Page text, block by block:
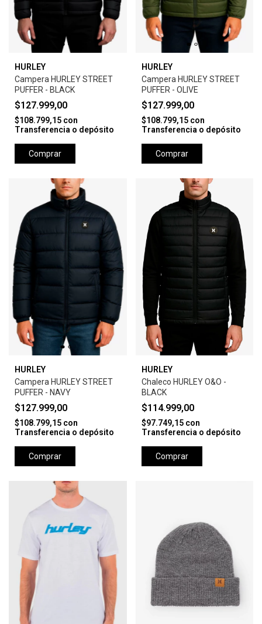
HURLEY
Campera HURLEY STREET
PUFFER - BLACK
$127.999,00
$108.799,15 con
Transferencia o depósito
Comprar
HURLEY
Campera HURLEY STREET
PUFFER - OLIVE
$127.999,00
$108.799,15 con
Transferencia o depósito
Comprar
HURLEY
Campera HURLEY STREET
PUFFER - NAVY
$127.999,00
$108.799,15 con
Transferencia o depósito
Comprar
HURLEY
Chaleco HURLEY O&O -
BLACK
$114.999,00
$97.749,15 con
Transferencia o depósito
Comprar